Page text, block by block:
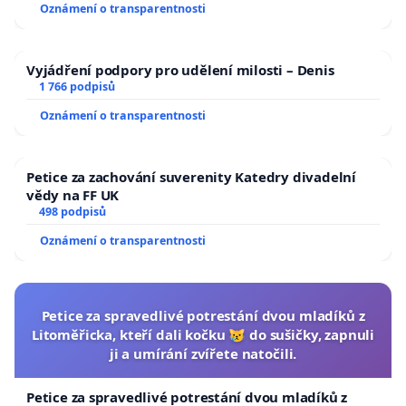
Oznámení o transparentnosti
Vyjádření podpory pro udělení milosti – Denis
1 766 podpisů
Oznámení o transparentnosti
Petice za zachování suverenity Katedry divadelní
vědy na FF UK
498 podpisů
Oznámení o transparentnosti
Petice za spravedlivé potrestání dvou mladíků z
Litoměřicka, kteří dali kočku 😿 do sušičky, zapnuli
ji a umírání zvířete natočili.
Petice za spravedlivé potrestání dvou mladíků z